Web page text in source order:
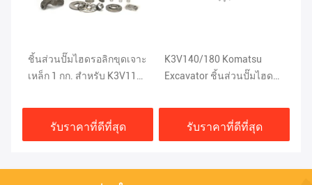
ชิ้นส่วนปั๊มไฮดรอลิกขุดเจาะ
เหล็ก 1 กก. สำหรับ K3V112
รับราคาที่ดีที่สุด
K3V140/180 Komatsu
Excavator ชิ้นส่วนปั๊มไฮดรอ
รับราคาที่ดีที่สุด